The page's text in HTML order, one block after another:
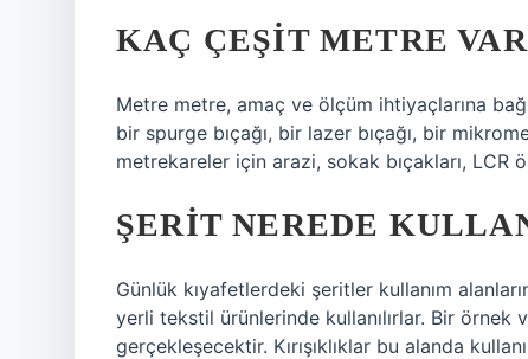
KAÇ ÇEŞIT METRE
Metre metre, amaç ve ölçüm ihtiyaçlarına
bir spurge bıçağı, bir lazer bıçağı, bir
metrekareler için arazi, sokak bıçakları, LCR
ŞERIT NEREDE
Günlük kıyafetlerdeki şeritler kullanım
yerli tekstil ürünlerinde kullanılırlar. Bir örnek
gerçekleşecektir. Kırışıklıklar bu alanda